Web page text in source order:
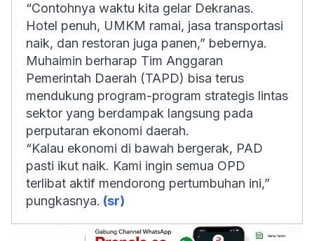
“Contohnya waktu kita gelar Dekranas.
Hotel penuh, UMKM ramai, jasa transportasi
naik, dan restoran juga panen,” bebernya.
Muhaimin berharap Tim Anggaran
Pemerintah Daerah (TAPD) bisa terus
mendukung program-program strategis lintas
sektor yang berdampak langsung pada
perputaran ekonomi daerah.
“Kalau ekonomi di bawah bergerak, PAD
pasti ikut naik. Kami ingin semua OPD
terlibat aktif mendorong pertumbuhan ini,”
pungkasnya. (sr)